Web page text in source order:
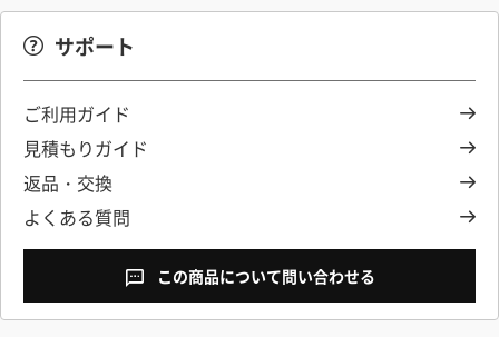
サポート
ご利用ガイド
見積もりガイド
返品・交換
よくある質問
この商品について問い合わせる